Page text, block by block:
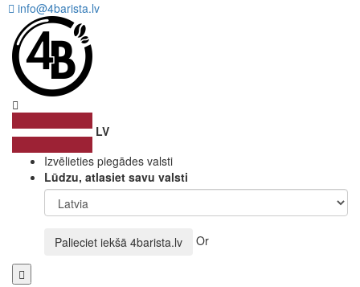
info@4barista.lv
LV
Izvēlieties piegādes valsti
Lūdzu, atlasiet savu valsti
Palieciet iekšā 4barista.lv Or